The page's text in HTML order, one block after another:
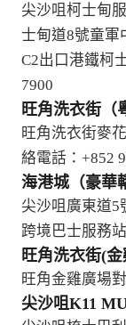
尖沙咀柯士甸
士甸道8號童軍
C2出口港鐵柯
7900
旺角洗衣街（
旺角洗衣街麥
絡電話：+852
海港城（豪華
尖沙咀廣東道5
跨境巴士服務
旺角洗衣街(
旺角金雞廣場
尖沙咀K11